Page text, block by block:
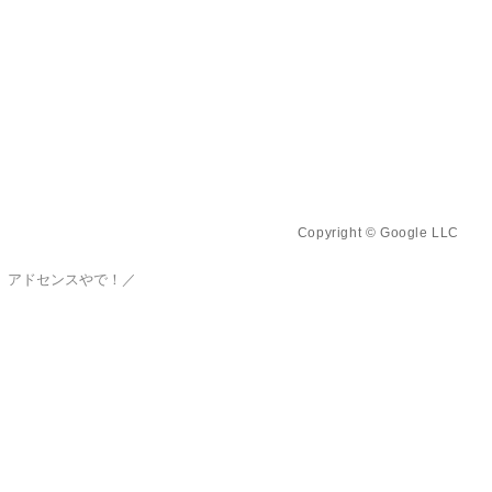
Copyright © Google LLC
アドセンスやで！／